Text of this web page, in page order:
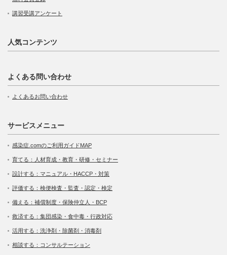
講習受講アンケート
人気コンテンツ
よくある問い合わせ
よくあるお問い合わせ
サービスメニュー
感染症.comのご利用ガイドMAP
育てる：人材育成・教育・研修・セミナー
設計する：マニュアル・HACCP・対策
評価する：検便検査・監査・認定・検定
備える：補償制度・保険仲立人・BCP
救済する：集団感染・食中毒・行政対応
活用する：洗浄剤・除菌剤・消毒剤
相談する：コンサルテーション